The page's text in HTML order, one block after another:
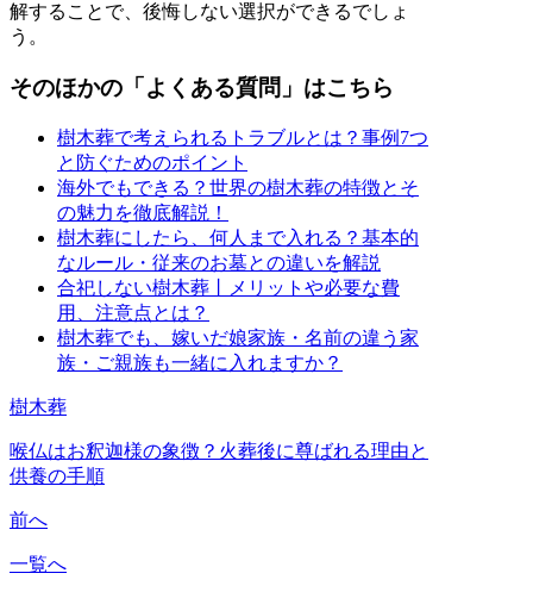
解することで、後悔しない選択ができるでしょ
う。
そのほかの「よくある質問」はこちら
樹木葬で考えられるトラブルとは？事例7つ
と防ぐためのポイント
海外でもできる？世界の樹木葬の特徴とそ
の魅力を徹底解説！
樹木葬にしたら、何人まで入れる？基本的
なルール・従来のお墓との違いを解説
合祀しない樹木葬丨メリットや必要な費
用、注意点とは？
樹木葬でも、嫁いだ娘家族・名前の違う家
族・ご親族も一緒に入れますか？
樹木葬
喉仏はお釈迦様の象徴？火葬後に尊ばれる理由と
供養の手順
前へ
一覧へ